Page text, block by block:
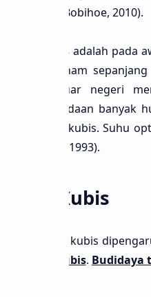
(Edi dan Bobihoe, 2010).
kubis adalah pada
dapat ditanam
di luar negeri
pada keadaan banyak
tanaman kubis. Suhu
dan Nurtika, 1993).
Kubis
kubis
tanaman kubis. Budidaya